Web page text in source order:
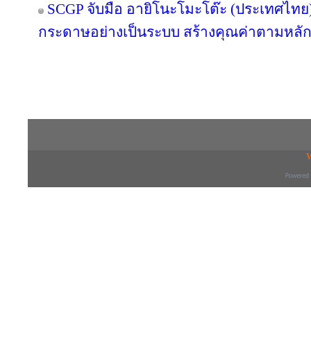
SCGP จับมือ อายิโนะโมะโต๊ะ (ประเทศไท
กระดาษอย่างเป็นระบบ สร้างคุณค่าตามหลั